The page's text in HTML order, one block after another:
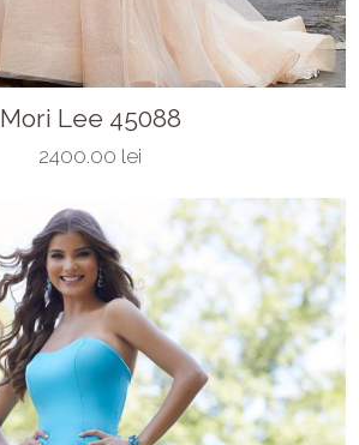
Mori Lee 45088
2400.00 lei